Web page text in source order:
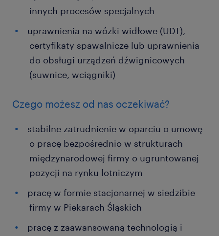
innych procesów specjalnych
uprawnienia na wózki widłowe (UDT),
certyfikaty spawalnicze lub uprawnienia
do obsługi urządzeń dźwignicowych
(suwnice, wciągniki)
Czego możesz od nas oczekiwać?
stabilne zatrudnienie w oparciu o umowę
o pracę bezpośrednio w strukturach
międzynarodowej firmy o ugruntowanej
pozycji na rynku lotniczym
pracę w formie stacjonarnej w siedzibie
firmy w Piekarach Śląskich
pracę z zaawansowaną technologią i